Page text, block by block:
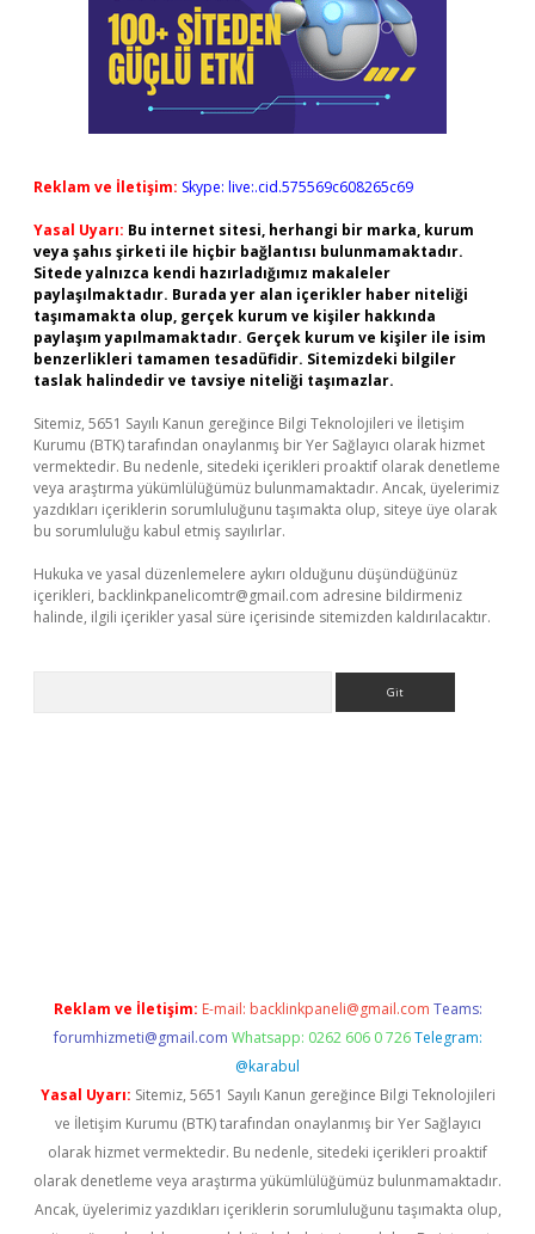
Reklam ve İletişim: Skype: live:.cid.575569c608265c69
Yasal Uyarı: Bu internet sitesi, herhangi bir marka, kurum
veya şahıs şirketi ile hiçbir bağlantısı bulunmamaktadır.
Sitede yalnızca kendi hazırladığımız makaleler
paylaşılmaktadır. Burada yer alan içerikler haber niteliği
taşımamakta olup, gerçek kurum ve kişiler hakkında
paylaşım yapılmamaktadır. Gerçek kurum ve kişiler ile isim
benzerlikleri tamamen tesadüfidir. Sitemizdeki bilgiler
taslak halindedir ve tavsiye niteliği taşımazlar.
Sitemiz, 5651 Sayılı Kanun gereğince Bilgi Teknolojileri ve İletişim
Kurumu (BTK) tarafından onaylanmış bir Yer Sağlayıcı olarak hizmet
vermektedir. Bu nedenle, sitedeki içerikleri proaktif olarak denetleme
veya araştırma yükümlülüğümüz bulunmamaktadır. Ancak, üyelerimiz
yazdıkları içeriklerin sorumluluğunu taşımakta olup, siteye üye olarak
bu sorumluluğu kabul etmiş sayılırlar.
Hukuka ve yasal düzenlemelere aykırı olduğunu düşündüğünüz
içerikleri, backlinkpanelicomtr@gmail.com adresine bildirmeniz
halinde, ilgili içerikler yasal süre içerisinde sitemizden kaldırılacaktır.
Reklam ve İletişim: E-mail: backlinkpaneli@gmail.com Teams:
forumhizmeti@gmail.com Whatsapp: 0262 606 0 726 Telegram:
@karabul
Yasal Uyarı: Sitemiz, 5651 Sayılı Kanun gereğince Bilgi Teknolojileri
ve İletişim Kurumu (BTK) tarafından onaylanmış bir Yer Sağlayıcı
olarak hizmet vermektedir. Bu nedenle, sitedeki içerikleri proaktif
olarak denetleme veya araştırma yükümlülüğümüz bulunmamaktadır.
Ancak, üyelerimiz yazdıkları içeriklerin sorumluluğunu taşımakta olup,